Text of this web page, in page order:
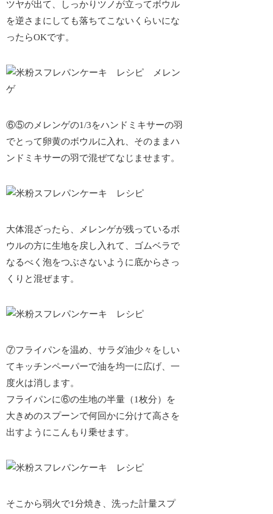
ツヤが出て、しっかりツノが立ってボウル
を逆さまにしても落ちてこないくらいにな
ったらOKです。
⑥⑤のメレンゲの1/3をハンドミキサーの羽
でとって卵黄のボウルに入れ、そのままハ
ンドミキサーの羽で混ぜてなじませます。
大体混ざったら、メレンゲが残っているボ
ウルの方に生地を戻し入れて、ゴムベラで
なるべく泡をつぶさないように底からさっ
くりと混ぜます。
⑦フライパンを温め、サラダ油少々をしい
てキッチンペーパーで油を均一に広げ、一
度火は消します。
フライパンに⑥の生地の半量（1枚分）を
大きめのスプーンで何回かに分けて高さを
出すようにこんもり乗せます。
そこから弱火で1分焼き、洗った計量スプ